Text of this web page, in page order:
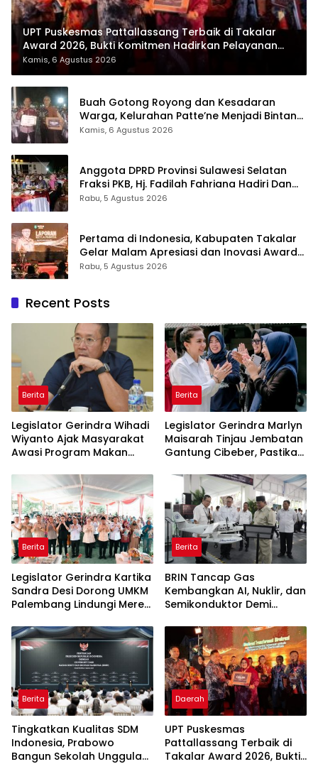
UPT Puskesmas Pattallassang Terbaik di Takalar
Award 2026, Bukti Komitmen Hadirkan Pelayanan
Kesehatan Berkualitas
Kamis, 6 Agustus 2026
Buah Gotong Royong dan Kesadaran
Warga, Kelurahan Patte’ne Menjadi Bintang
Takalar Award 2026
Kamis, 6 Agustus 2026
Anggota DPRD Provinsi Sulawesi Selatan
Fraksi PKB, Hj. Fadilah Fahriana Hadiri Dan
Beri Apresiasi : Takalar Menyalakan Lentera
Rabu, 5 Agustus 2026
Pertama di Indonesia, Kabupaten Takalar
Gelar Malam Apresiasi dan Inovasi Award
2026: Panggung Penghargaan bagi
Rabu, 5 Agustus 2026
Recent Posts
Berita
Legislator Gerindra Wihadi
Wiyanto Ajak Masyarakat
Awasi Program Makan
Sasaran
Berita
Legislator Gerindra Marlyn
Maisarah Tinjau Jembatan
Gantung Cibeber, Pastikan
Berita
Legislator Gerindra Kartika
Sandra Desi Dorong UMKM
Palembang Lindungi Merek
Berita
BRIN Tancap Gas
Kembangkan AI, Nuklir, dan
Semikonduktor Demi
Indonesia
Berita
Tingkatkan Kualitas SDM
Indonesia, Prabowo
Bangun Sekolah Unggulan
Daerah
UPT Puskesmas
Pattallassang Terbaik di
Takalar Award 2026, Bukti